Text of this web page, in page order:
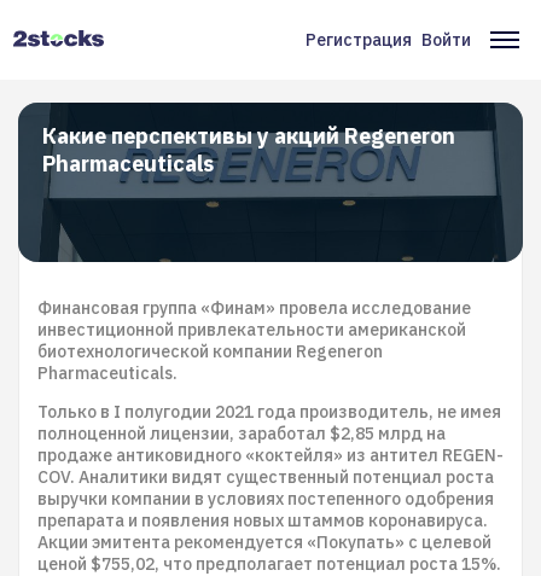
Меню
учётной
записи
пользователя
Регистрация Войти
Какие перспективы у акций Regeneron
Pharmaceuticals
Финансовая группа «Финам» провела исследование
инвестиционной привлекательности американской
биотехнологической компании Regeneron
Pharmaceuticals.
Только в I полугодии 2021 года производитель, не имея
полноценной лицензии, заработал $2,85 млрд на
продаже антиковидного «коктейля» из антител REGEN-
COV. Аналитики видят существенный потенциал роста
выручки компании в условиях постепенного одобрения
препарата и появления новых штаммов коронавируса.
Акции эмитента рекомендуется «Покупать» с целевой
ценой $755,02, что предполагает потенциал роста 15%.